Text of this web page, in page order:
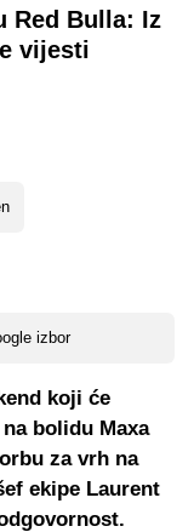
Red Bulla: Iz
vijesti
izbor
koji će
bolidu Maxa
za vrh na
ekipe Laurent